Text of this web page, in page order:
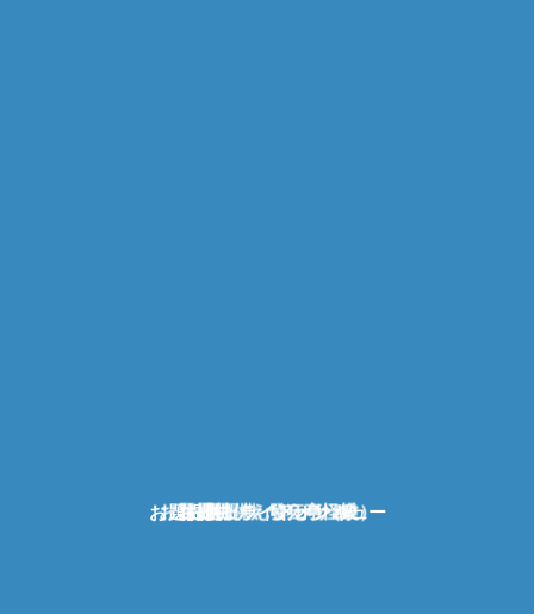
お題提供：えちえち（改）
お題提供：發狂亭怪樂
お題提供：アッサム
お題提供：ライトオンキュー